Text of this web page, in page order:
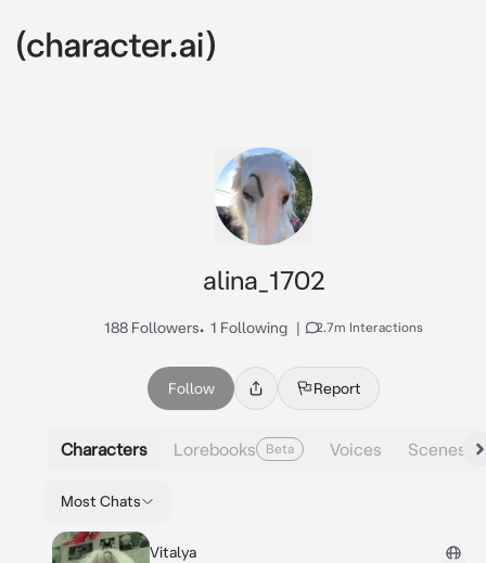
alina_1702
188 Followers• 1 Following | 2.7m Interactions
Follow Report
Characters Lorebooks Beta Voices Scenes
Most Chats
Vitalya